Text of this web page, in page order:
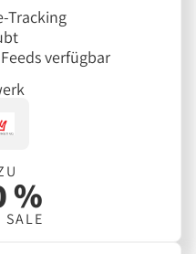
Tracking
verfügbar
%
SALE